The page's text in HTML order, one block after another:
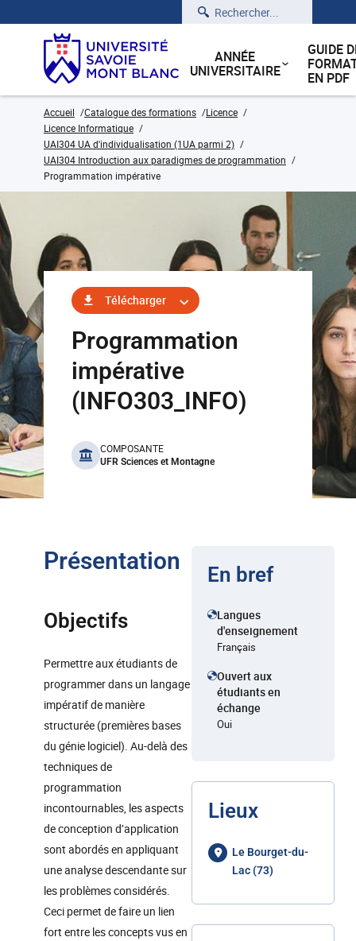
Rechercher
ANNÉE
UNIVERSITAIRE
GUIDE
EN PDF
Accueil Catalogue des formations
Licence
Licence Informatique
UAI304 UA d'individualisation (1UA parmi 2)
UAI304 Introduction aux paradigmes de programmation
Programmation impérative
Télécharger
Programmation
impérative
(INFO303_INFO)
benefits
COMPOSANTE
UFR Sciences et Montagne
Présentation
Objectifs
Permettre aux étudiants de
programmer dans un langage
impératif de manière
structurée (premières bases
du génie logiciel). Au-delà des
techniques de
programmation
incontournables, les aspects
de conception d’application
sont abordés en appliquant
une analyse descendante sur
les problèmes considérés.
Ceci permet de faire un lien
fort entre les concepts vus en
En bref
Langues
d'enseignement
Français
Ouvert aux
étudiants en
échange
Oui
Lieux
Le Bourget-du-
Lac (73)